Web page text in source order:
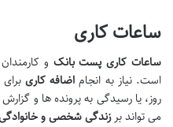
ساعات کاری
ساعات کاری پست بانک و
است. نیاز به انجام اضافه کاری
روز، یا رسیدگی به پرونده ها و
می تواند برزندگی شخصی و